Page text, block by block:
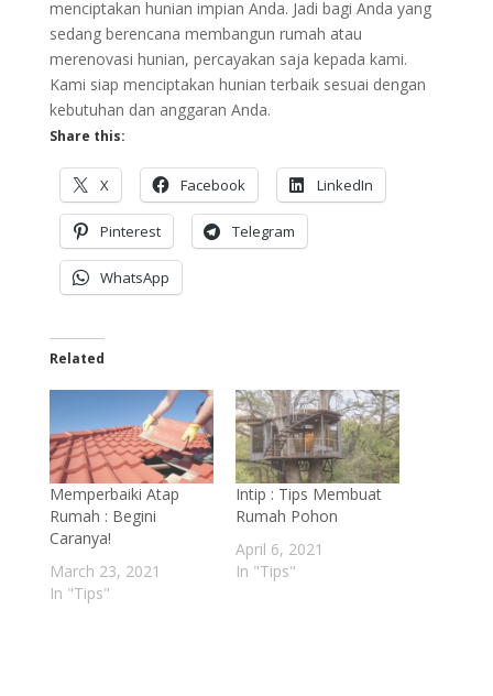
menciptakan hunian impian Anda. Jadi bagi Anda yang
sedang berencana membangun rumah atau
merenovasi hunian, percayakan saja kepada kami.
Kami siap menciptakan hunian terbaik sesuai dengan
kebutuhan dan anggaran Anda.
Share this:
X Facebook LinkedIn
Pinterest Telegram
WhatsApp
Related
Memperbaiki Atap
Rumah : Begini
Caranya!
March 23, 2021
In "Tips"
Intip : Tips Membuat
Rumah Pohon
April 6, 2021
In "Tips"